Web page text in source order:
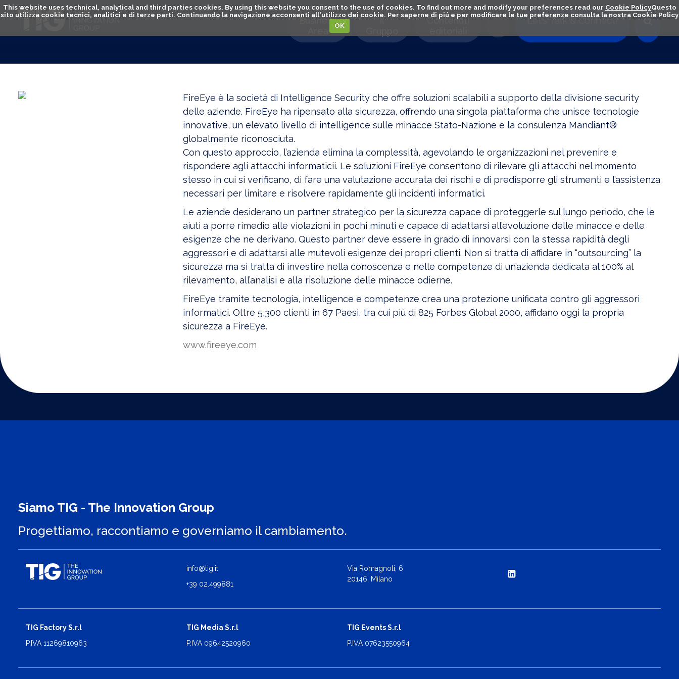
This website uses technical, analytical and third parties cookies. By using this website you consent to the use of cookies. To find out more and modify your preferences read our Cookie PolicyQuesto
sito utilizza cookie tecnici, analitici e di terze parti. Continuando la navigazione acconsenti all'utilizzo dei cookie. Per saperne di piú e per modificare le tue preferenze consulta la nostra Cookie Policy
OK
Let's Talk & Connect!
Business
Il
Contenuti
FireEye è la società di Intelligence Security che offre soluzioni scalabili a supporto della divisione security
delle aziende. FireEye ha ripensato alla sicurezza, offrendo una singola piattaforma che unisce tecnologie
innovative, un elevato livello di intelligence sulle minacce Stato-Nazione e la consulenza Mandiant®
globalmente riconosciuta.
Con questo approccio, l’azienda elimina la complessità, agevolando le organizzazioni nel prevenire e
rispondere agli attacchi informaticii. Le soluzioni FireEye consentono di rilevare gli attacchi nel momento
stesso in cui si verificano, di fare una valutazione accurata dei rischi e di predisporre gli strumenti e l’assistenza
necessari per limitare e risolvere rapidamente gli incidenti informatici.
Le aziende desiderano un partner strategico per la sicurezza capace di proteggerle sul lungo periodo, che le
aiuti a porre rimedio alle violazioni in pochi minuti e capace di adattarsi all’evoluzione delle minacce e delle
esigenze che ne derivano. Questo partner deve essere in grado di innovarsi con la stessa rapidità degli
aggressori e di adattarsi alle mutevoli esigenze dei propri clienti. Non si tratta di affidare in “outsourcing” la
sicurezza ma si tratta di investire nella conoscenza e nelle competenze di un’azienda dedicata al 100% al
rilevamento, all’analisi e alla risoluzione delle minacce odierne.
FireEye tramite tecnologia, intelligence e competenze crea una protezione unificata contro gli aggressori
informatici. Oltre 5,300 clienti in 67 Paesi, tra cui più di 825 Forbes Global 2000, affidano oggi la propria
sicurezza a FireEye.
www.fireeye.com
Siamo TIG - The Innovation Group
Progettiamo, raccontiamo e governiamo il cambiamento.
info@tig.it
+39 02.499881
Via Romagnoli, 6
20146, Milano
TIG Factory S.r.l
P.IVA 11269810963
TIG Media S.r.l
P.IVA 09642520960
TIG Events S.r.l
P.IVA 07623550964